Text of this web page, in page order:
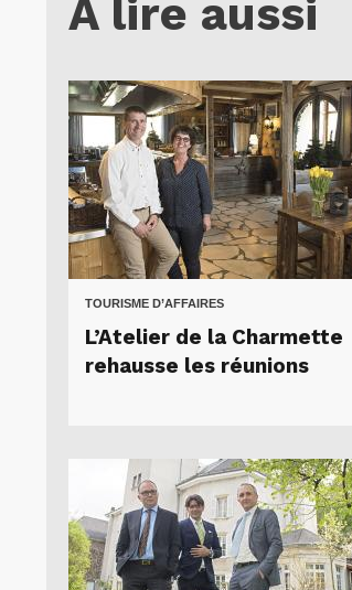
A lire aussi
TOURISME D’AFFAIRES
L’Atelier de la Charmette
rehausse les réunions